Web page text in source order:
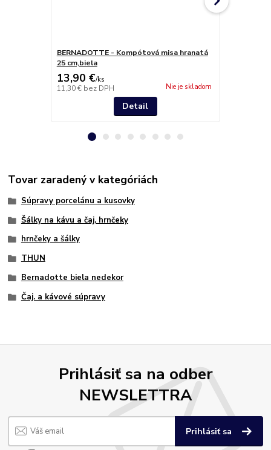
BERNADOTTE - Kompótová misa hranatá
25 cm,biela
13,90 €/ks
11,30 € bez DPH Nie je skladom
Detail
Tovar zaradený v kategóriách
Súpravy porcelánu a kusovky
Šálky na kávu a čaj, hrnčeky
hrnčeky a šálky
THUN
Bernadotte biela nedekor
Čaj. a kávové súpravy
Prihlásiť sa na odber
NEWSLETTRA
Prihlásiť sa